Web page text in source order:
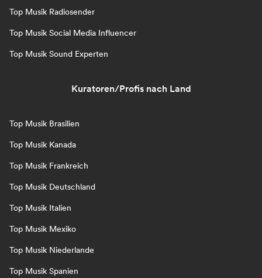
Top Musik Radiosender
Top Musik Social Media Influencer
Top Musik Sound Experten
Kuratoren/Profis nach Land
Top Musik Brasilien
Top Musik Kanada
Top Musik Frankreich
Top Musik Deutschland
Top Musik Italien
Top Musik Mexiko
Top Musik Niederlande
Top Musik Spanien